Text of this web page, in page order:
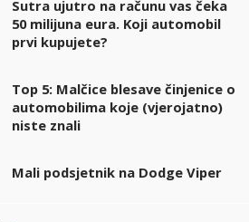
Sutra ujutro na računu vas čeka
50 milijuna eura. Koji automobil
prvi kupujete?
Top 5: Malčice blesave činjenice o
automobilima koje (vjerojatno)
niste znali
Mali podsjetnik na Dodge Viper